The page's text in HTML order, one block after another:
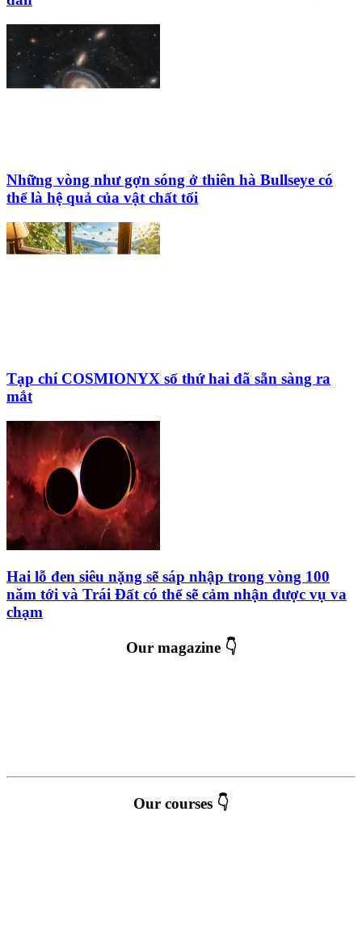
Những vòng như gợn sóng ở thiên hà Bullseye có
thể là hệ quả của vật chất tối
Tạp chí COSMIONYX số thứ hai đã sẵn sàng ra
mắt
Hai lỗ đen siêu nặng sẽ sáp nhập trong vòng 100
năm tới và Trái Đất có thể sẽ cảm nhận được vụ va
chạm
Our magazine 👇
Our courses 👇